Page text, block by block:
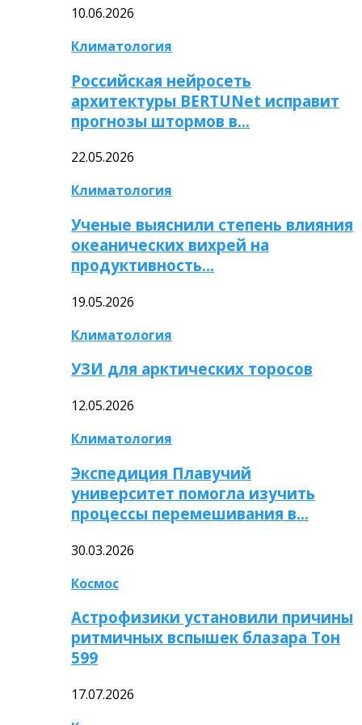
10.06.2026
Климатология
Российская нейросеть
архитектуры BERTUNet исправит
прогнозы штормов в…
22.05.2026
Климатология
Ученые выяснили степень влияния
океанических вихрей на
продуктивность…
19.05.2026
Климатология
УЗИ для арктических торосов
12.05.2026
Климатология
Экспедиция Плавучий
университет помогла изучить
процессы перемешивания в…
30.03.2026
Космос
Астрофизики установили причины
ритмичных вспышек блазара Тон
599
17.07.2026